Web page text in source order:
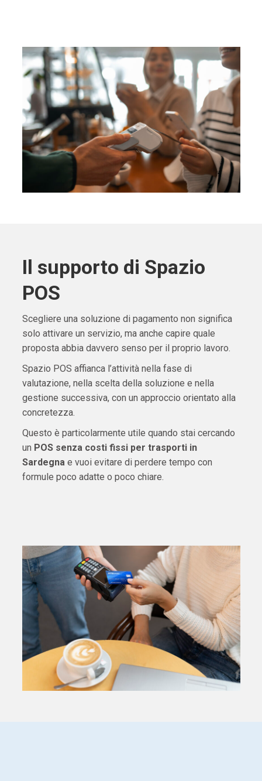
Il supporto di Spazio
POS
Scegliere una soluzione di pagamento non significa
solo attivare un servizio, ma anche capire quale
proposta abbia davvero senso per il proprio lavoro.
Spazio POS affianca l’attività nella fase di
valutazione, nella scelta della soluzione e nella
gestione successiva, con un approccio orientato alla
concretezza.
Questo è particolarmente utile quando stai cercando
un POS senza costi fissi per trasporti in
Sardegnae vuoi evitare di perdere tempo con
formule poco adatte o poco chiare.